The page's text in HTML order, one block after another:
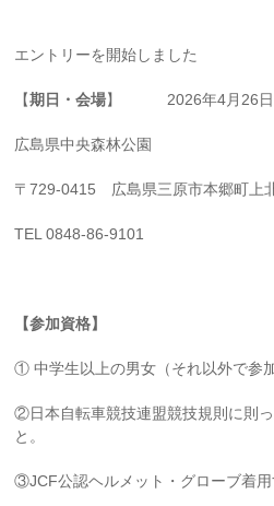
エントリーを開始しました
【期日・会場】 2026年4月26日
広島県中央森林公園
〒729-0415 広島県三原市本郷町上
TEL 0848-86-9101
【参加資格】
① 中学生以上の男女（それ以外で参
②日本自転車競技連盟競技規則に則
と。
③JCF公認ヘルメット・グローブ着用